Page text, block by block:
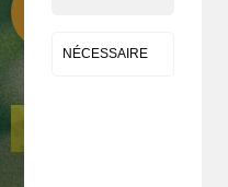
NÉCESSAIRE